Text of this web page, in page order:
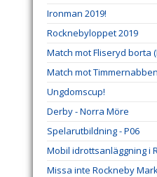
Ironman 2019!
Rocknebyloppet 2019
Match mot Fliseryd borta
Match mot
Ungdomscup!
Derby - Norra Möre
Spelarutbildning - P06
Mobil idrottsanläggning i
Missa inte Rockneby